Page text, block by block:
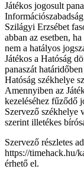
Játékos jogosult
Szilágyi Erzsébet
abban az esetben,
nem a hatályos
Játékos a Hatóság
panaszát
Hatóság székhelye
Amennyiben az
kezeléséhez fűződő
Szervező székhelye
szerint illetékes
Szervező részletes
https://timehack.hu/
érhető el.